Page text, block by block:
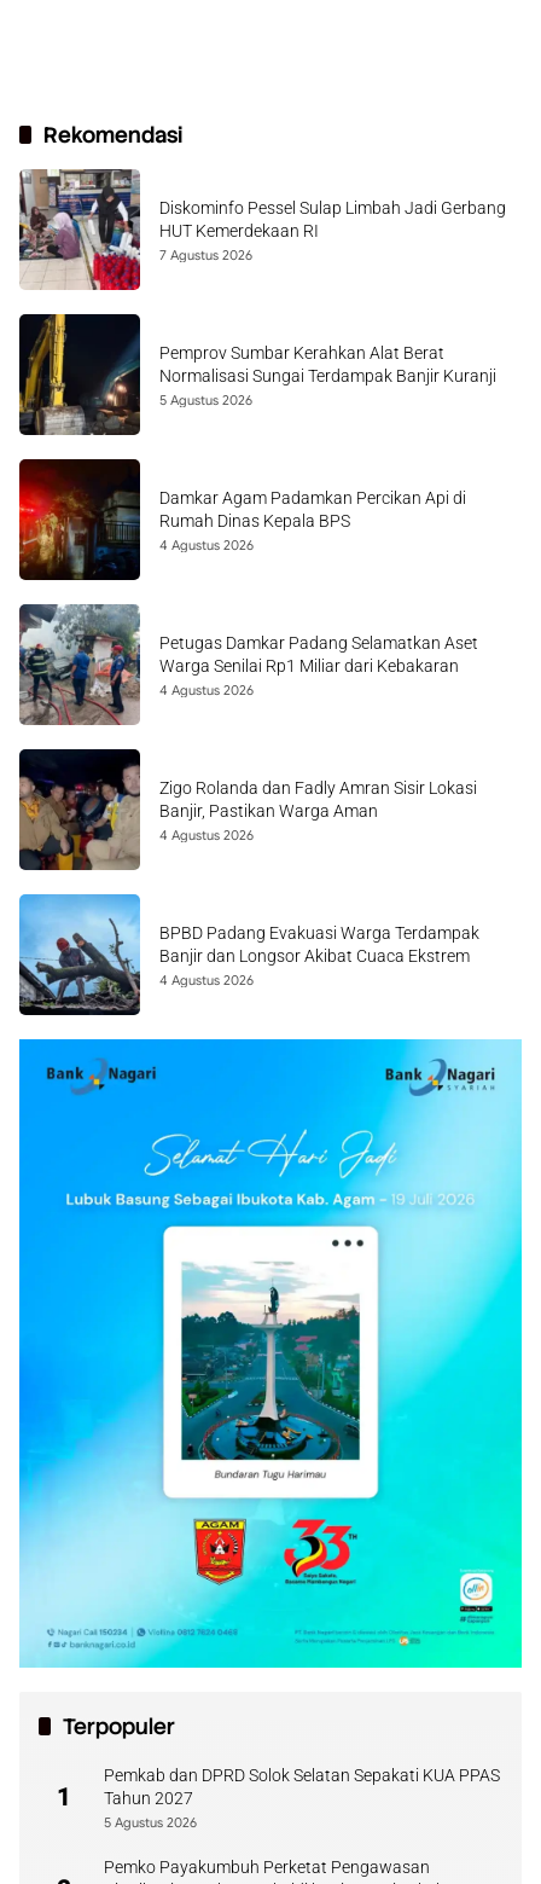
Rekomendasi
Diskominfo Pessel Sulap Limbah Jadi Gerbang
HUT Kemerdekaan RI
7 Agustus 2026
Pemprov Sumbar Kerahkan Alat Berat
Normalisasi Sungai Terdampak Banjir Kuranji
5 Agustus 2026
Damkar Agam Padamkan Percikan Api di
Rumah Dinas Kepala BPS
4 Agustus 2026
Petugas Damkar Padang Selamatkan Aset
Warga Senilai Rp1 Miliar dari Kebakaran
4 Agustus 2026
Zigo Rolanda dan Fadly Amran Sisir Lokasi
Banjir, Pastikan Warga Aman
4 Agustus 2026
BPBD Padang Evakuasi Warga Terdampak
Banjir dan Longsor Akibat Cuaca Ekstrem
4 Agustus 2026
Terpopuler
1
Pemkab dan DPRD Solok Selatan Sepakati KUA PPAS
Tahun 2027
5 Agustus 2026
Pemko Payakumbuh Perketat Pengawasan